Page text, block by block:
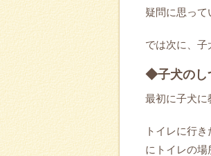
疑問に思って
では次に、子
◆子犬のし
最初に子犬に
トイレに行
にトイレの場